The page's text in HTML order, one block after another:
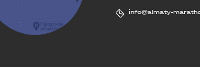
info@almaty-